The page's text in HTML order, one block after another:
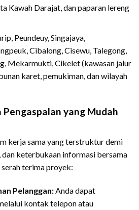
Kawah Darajat, dan paparan lereng
Peundeuy, Singajaya,
Cibalong, Cisewu, Talegong,
Mekarmukti, Cikelet (kawasan jalur
karet, pemukiman, dan wilayah
Pengaspalan yang Mudah
kerja sama yang terstruktur demi
dan keterbukaan informasi bersama
terima proyek:
Pelanggan:Anda dapat
kontak telepon atau